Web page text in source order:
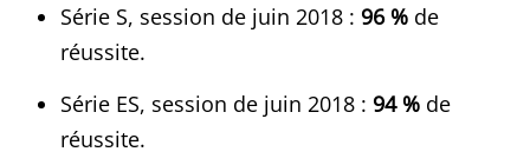
Série S, session de juin 2018 : 96 % de
réussite.
Série ES, session de juin 2018 : 94 % de
réussite.